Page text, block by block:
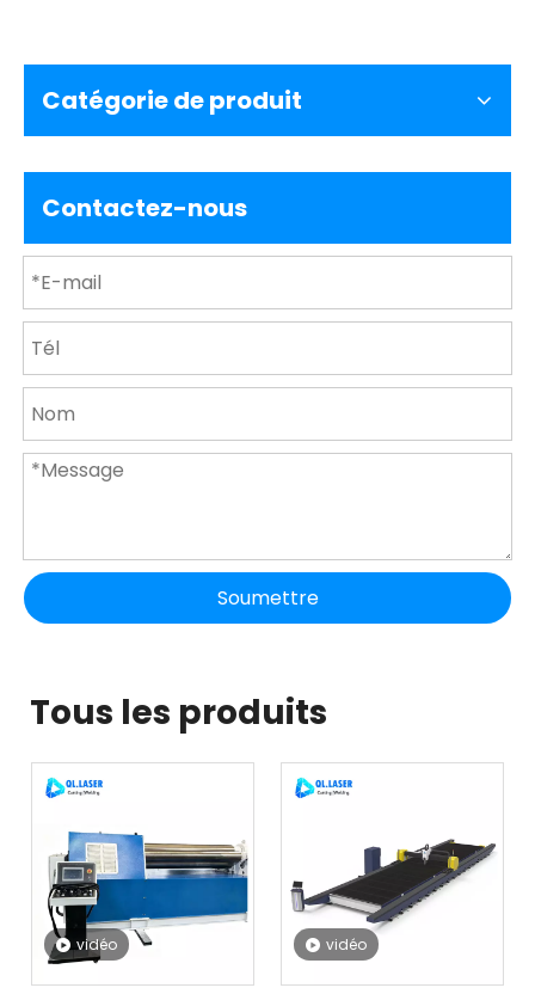
Catégorie de produit
Contactez-nous
Soumettre
Tous les produits
vidéo vidéo